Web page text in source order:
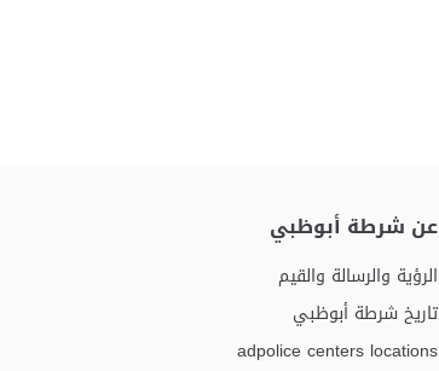
عن شرطة أبوظبي
الرؤية والرسالة والقيم
تاريخ شرطة أبوظبي
adpolice centers locations